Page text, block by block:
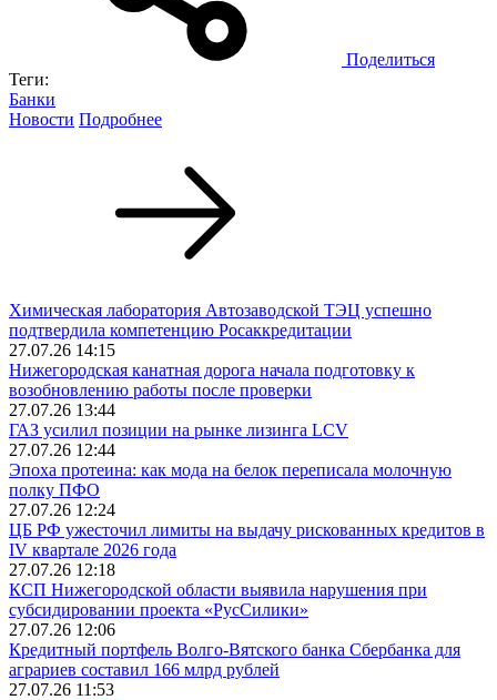
Поделиться
Теги:
Банки
Новости Подробнее
Химическая лаборатория Автозаводской ТЭЦ успешно
подтвердила компетенцию Росаккредитации
27.07.26 14:15
Нижегородская канатная дорога начала подготовку к
возобновлению работы после проверки
27.07.26 13:44
ГАЗ усилил позиции на рынке лизинга LCV
27.07.26 12:44
Эпоха протеина: как мода на белок переписала молочную
полку ПФО
27.07.26 12:24
ЦБ РФ ужесточил лимиты на выдачу рискованных кредитов в
IV квартале 2026 года
27.07.26 12:18
КСП Нижегородской области выявила нарушения при
субсидировании проекта «РусСилики»
27.07.26 12:06
Кредитный портфель Волго-Вятского банка Сбербанка для
аграриев составил 166 млрд рублей
27.07.26 11:53